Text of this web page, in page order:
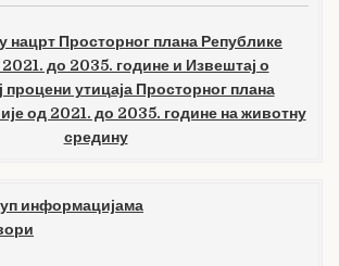
нацрт Просторног плана Републике
до 2035. године и Извештај о
процени утицаја Просторног плана
од 2021. до 2035. године на животну
средину
информацијама